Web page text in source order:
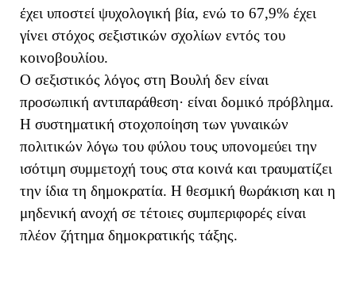
έχει υποστεί ψυχολογική βία, ενώ το 67,9% έχει
γίνει στόχος σεξιστικών σχολίων εντός του
κοινοβουλίου.
Ο σεξιστικός λόγος στη Βουλή δεν είναι
προσωπική αντιπαράθεση· είναι δομικό πρόβλημα.
Η συστηματική στοχοποίηση των γυναικών
πολιτικών λόγω του φύλου τους υπονομεύει την
ισότιμη συμμετοχή τους στα κοινά και τραυματίζει
την ίδια τη δημοκρατία. Η θεσμική θωράκιση και η
μηδενική ανοχή σε τέτοιες συμπεριφορές είναι
πλέον ζήτημα δημοκρατικής τάξης.